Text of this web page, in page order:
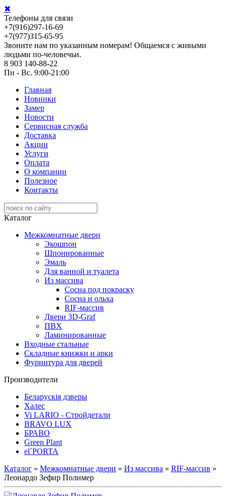
✖
Телефоны для связи
+7(916)297-16-69
+7(977)315-65-95
Звоните нам по указанным номерам! Общаемся с живыми
людьми по-человечьи.
8 903 140-88-22
Пн - Вс. 9:00-21:00
Главная
Новинки
Замер
Новости
Сервисная служба
Доставка
Акции
Услуги
Оплата
О компании
Полезное
Контакты
Каталог
Межкомнатные двери
Экошпон
Шпонированные
Эмаль
Для ванной и туалета
Из массива
Сосна под покраску
Сосна и ольха
RIF-массив
Двери 3D-Graf
ПВХ
Ламинированные
Входные стальные
Складные книжки и арки
Фурнитура для дверей
Производители
Беларускія дзверы
Халес
Vi LARIO - Стройдетали
BRAVO LUX
БРАВО
Green Plant
el`PORTA
Каталог » Межкомнатные двери » Из массива » RIF-массив »
Леонардо Зефир Полимер